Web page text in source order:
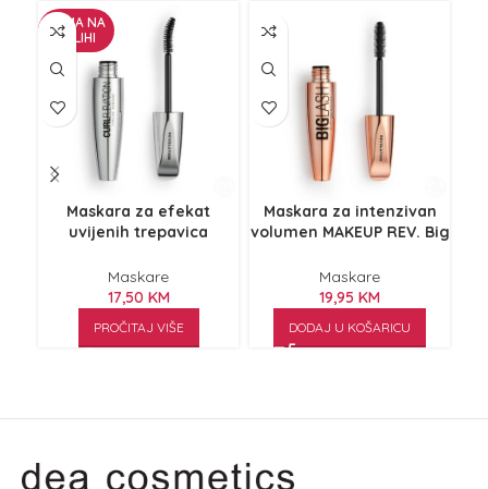
NEMA NA
ZALIHI
Maskara za efekat
uvijenih trepavica
Elevation 8g
Maskare
17,50 KM
PROČITAJ VIŠE
Maskara za intenzivan
volumen MAKEUP REV. Big
Maskare
19,95 KM
DODAJ U KOŠARICU